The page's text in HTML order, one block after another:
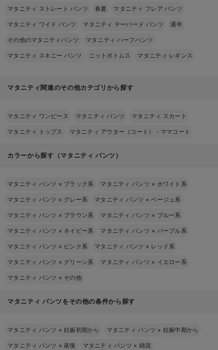
マタニティ ストレート パンツ 春夏 マタニティ フレア パンツ
マタニティ ワイド パンツ マタニティ テーパード パンツ 通年
その他のマタニティパンツ マタニティ ハーフパンツ
マタニティ スキニー パンツ ニットボトムス マタニティ レギンス
マタニティ関連のその他カテゴリから探す
マタニティ ワンピース マタニティ パンツ マタニティ スカート
マタニティ トップス マタニティ アウター（コート）・ママコート
カラーから探す（マタニティ パンツ）
マタニティ パンツ × ブラック系 マタニティ パンツ × ホワイト系
マタニティ パンツ × グレー系 マタニティ パンツ ×ベージュ系
マタニティ パンツ × ブラウン系 マタニティ パンツ × ブルー系
マタニティ パンツ × ネイビー系 マタニティ パンツ × パープル系
マタニティ パンツ × ピンク系 マタニティ パンツ × レッド系
マタニティ パンツ × グリーン系 マタニティ パンツ × イエロー系
マタニティ パンツ × その他
マタニティ パンツをその他の条件から探す
マタニティ パンツ ×妊娠初期から マタニティ パンツ × 妊娠中期から
マタニティ パンツ × 産後 マタニティ パンツ × 綿混